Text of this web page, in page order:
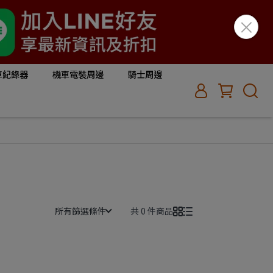
錄器 機車電裝周邊 騎士周邊
所有篩選條件 共 0 件商品